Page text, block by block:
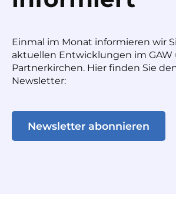
Einmal im Monat informieren wir
aktuellen Entwicklungen im GAW
Partnerkirchen. Hier finden Sie
Newsletter:
Newsletter abonnieren